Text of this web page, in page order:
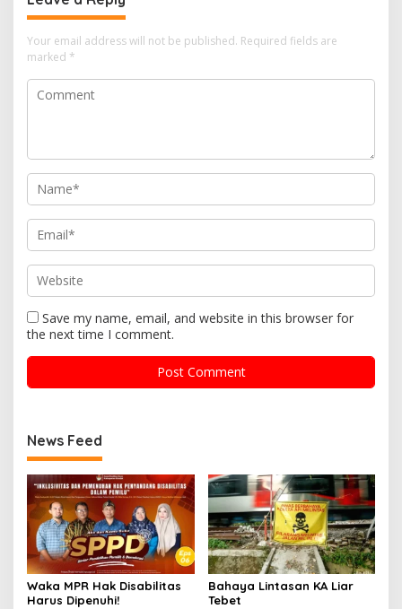
Your email address will not be published. Required fields are
marked *
Save my name, email, and website in this browser for
the next time I comment.
News Feed
Waka MPR Hak Disabilitas
Harus Dipenuhi!
Bahaya Lintasan KA Liar
Tebet